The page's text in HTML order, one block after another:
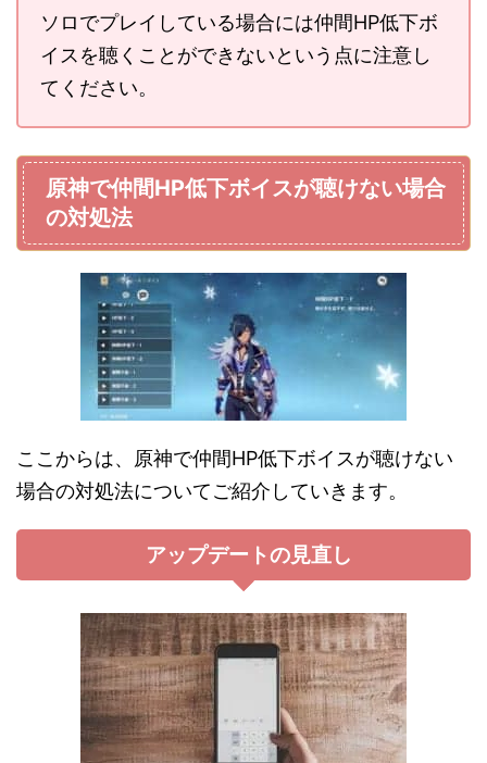
ソロでプレイしている場合には仲間HP低下ボ
イスを聴くことができないという点に注意し
てください。
原神で仲間HP低下ボイスが聴けない場合
の対処法
ここからは、原神で仲間HP低下ボイスが聴けない
場合の対処法についてご紹介していきます。
アップデートの見直し